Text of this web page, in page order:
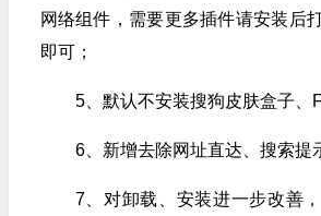
网络组件，需要更多插件请安装后
即可；
5、默认不安装搜狗皮肤盒子、
6、新增去除网址直达、搜索提
7、对卸载、安装进一步改善